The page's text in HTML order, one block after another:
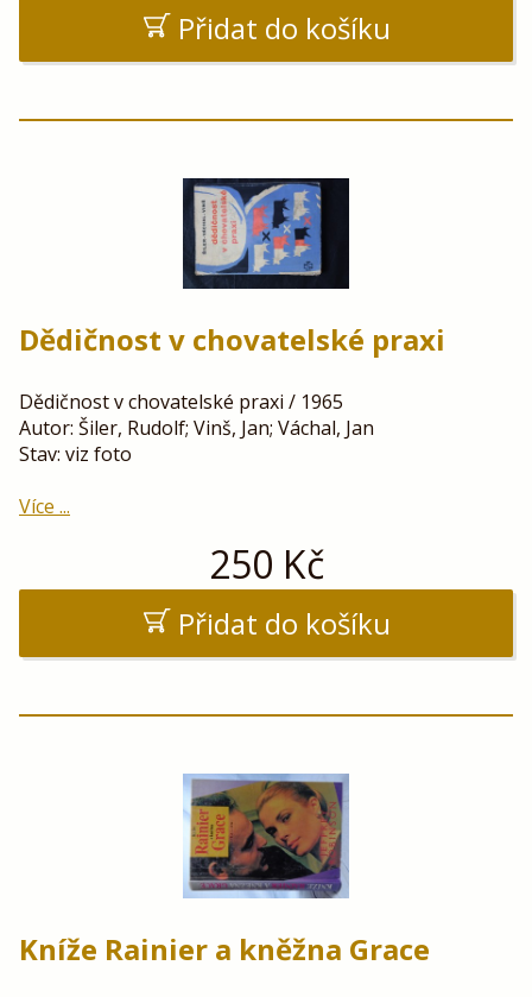
Přidat do košíku
Dědičnost v chovatelské praxi
Dědičnost v chovatelské praxi / 1965
Autor: Šiler, Rudolf; Vinš, Jan; Váchal, Jan
Stav: viz foto
Více ...
250 Kč
Přidat do košíku
Kníže Rainier a kněžna Grace